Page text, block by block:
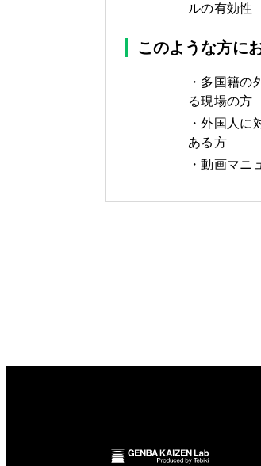
ルの有効性
このような方に
多国籍の
る現場の方
外国人に
ある方
動画マニ